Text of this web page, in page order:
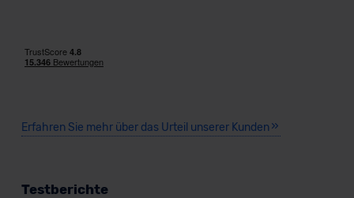
Erfahren Sie mehr über das Urteil unserer Kunden
Testberichte